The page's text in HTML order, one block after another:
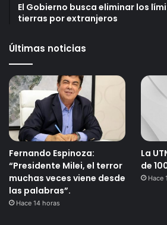
El Gobierno busca eliminar los
tierras por extranjeros
Últimas noticias
Fernando Espinoza:
“Presidente Milei, el terror
muchas veces viene desde
las palabras”.
Hace 14 horas
La
de
Hace